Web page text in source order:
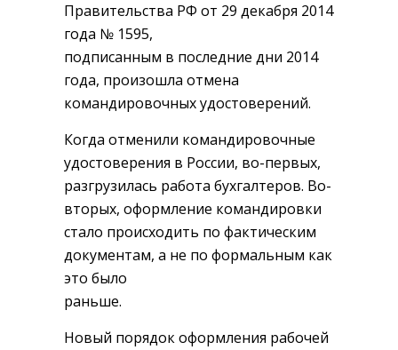
Правительства РФ от 29 декабря 2014
года № 1595,
подписанным в последние дни 2014
года, произошла отмена
командировочных удостоверений.
Когда отменили командировочные
удостоверения в России, во-первых,
разгрузилась работа бухгалтеров. Во-
вторых, оформление командировки
стало происходить по фактическим
документам, а не по формальным как
это было
раньше.
Новый порядок оформления рабочей